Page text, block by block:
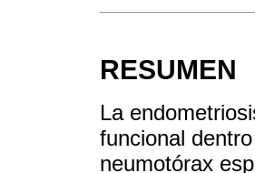
RESUMEN
La
funcional
neumotórax